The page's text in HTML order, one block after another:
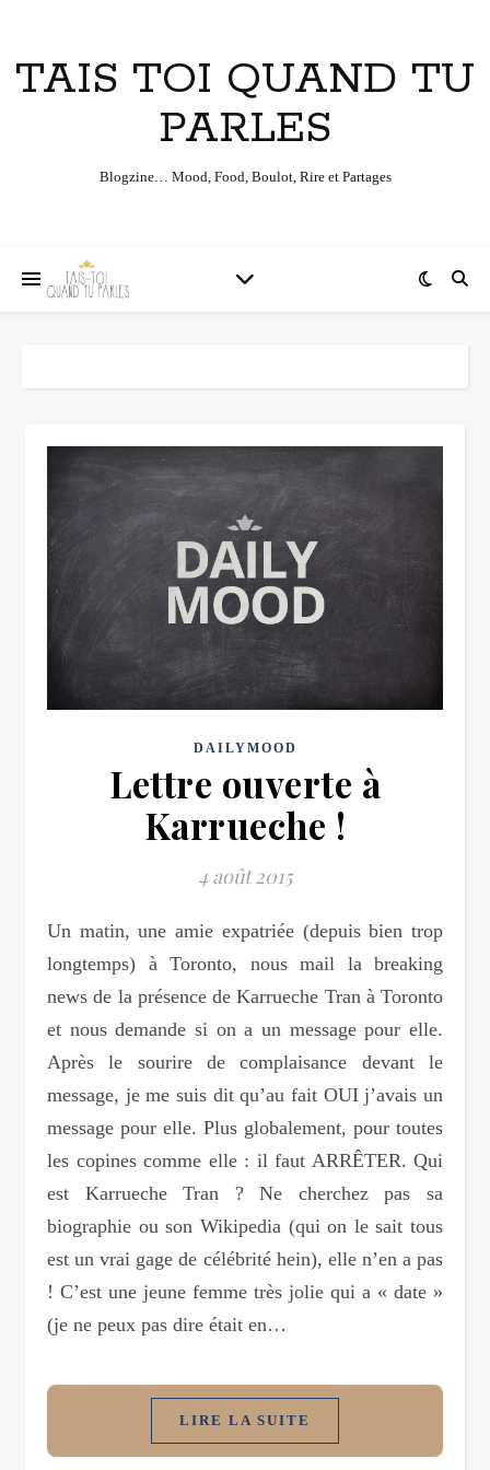
TAIS TOI QUAND TU
PARLES
Blogzine… Mood, Food, Boulot, Rire et Partages
DAILYMOOD
Lettre ouverte à
Karrueche !
4 août 2015
Un matin, une amie expatriée (depuis bien trop
longtemps) à Toronto, nous mail la breaking
news de la présence de Karrueche Tran à Toronto
et nous demande si on a un message pour elle.
Après le sourire de complaisance devant le
message, je me suis dit qu’au fait OUI j’avais un
message pour elle. Plus globalement, pour toutes
les copines comme elle : il faut ARRÊTER. Qui
est Karrueche Tran ? Ne cherchez pas sa
biographie ou son Wikipedia (qui on le sait tous
est un vrai gage de célébrité hein), elle n’en a pas
! C’est une jeune femme très jolie qui a « date »
(je ne peux pas dire était en…
LIRE LA SUITE